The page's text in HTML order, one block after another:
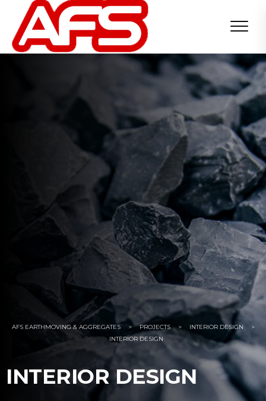
AFS EARTHMOVING & AGGREGATES > PROJECTS > INTERIOR DESIGN
>
INTERIOR DESIGN
INTERIOR DESIGN